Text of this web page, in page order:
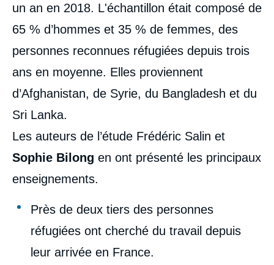
un an en 2018. L'échantillon était composé de
65 % d’hommes et 35 % de femmes, des
personnes reconnues réfugiées depuis trois
ans en moyenne. Elles proviennent
d’Afghanistan, de Syrie, du Bangladesh et du
Sri Lanka.
Les auteurs de l’étude Frédéric Salin et
Sophie Bilong en ont présenté les principaux
enseignements.
Près de deux tiers des personnes
réfugiées ont cherché du travail depuis
leur arrivée en France.